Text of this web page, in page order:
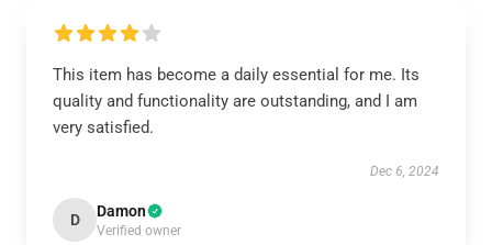
This item has become a daily essential for me. Its
quality and functionality are outstanding, and I am
very satisfied.
Dec 6, 2024
D Damon
Verified owner